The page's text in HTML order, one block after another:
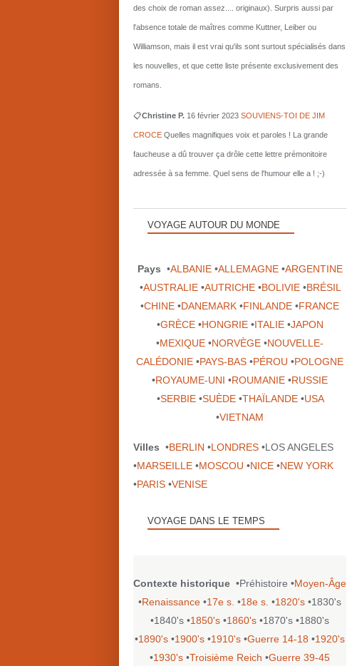
des choix de roman assez.... originaux). Surpris aussi par
l'absence totale de maîtres comme Kuttner, Leiber ou
Williamson, mais il est vrai qu'ils sont surtout spécialisés dans
les nouvelles, et que cette liste présente exclusivement des
romans.
📋Christine P. 16 février 2023 SOUVIENS-TOI DE JIM
CROCE Quelles magnifiques voix et paroles ! La grande
faucheuse a dû trouver ça drôle cette lettre prémonitoire
adressée à sa femme. Quel sens de l'humour elle a ! ;-)
VOYAGE AUTOUR DU MONDE
Pays •ALBANIE•ALLEMAGNE•ARGENTINE
•AUSTRALIE•AUTRICHE•BOLIVIE•BRÉSIL
•CHINE •DANEMARK •FINLANDE •FRANCE
•GRÈCE•HONGRIE•ITALIE•JAPON
•MEXIQUE •NORVÈGE •NOUVELLE-
CALÉDONIE •PAYS-BAS •PÉROU •POLOGNE
•ROYAUME-UNI •ROUMANIE •RUSSIE
•SERBIE•SUÈDE•THAÏLANDE•USA
•VIETNAM
Villes •BERLIN •LONDRES •LOS ANGELES
•MARSEILLE •MOSCOU •NICE •NEW YORK
•PARIS •VENISE
VOYAGE DANS LE TEMPS
Contexte historique •Préhistoire •Moyen-Âge
•Renaissance •17e s. •18e s. •1820's •1830's
•1840's •1850's •1860's •1870's •1880's
•1890's •1900's •1910's •Guerre 14-18 •1920's
•1930's •Troisième Reich •Guerre 39-45